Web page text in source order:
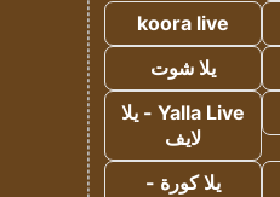
koora live
يلا شوت
Yalla Live - يلا
لايف
يلا كورة -